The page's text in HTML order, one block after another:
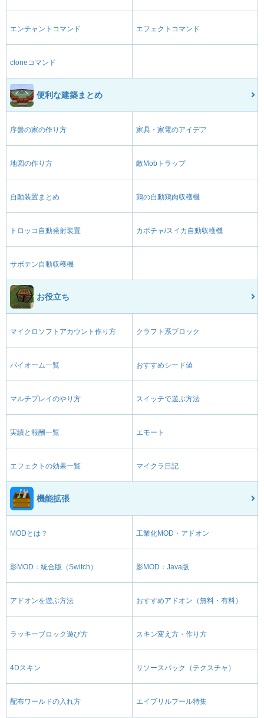
エンチャントコマンド エフェクトコマンド
cloneコマンド
便利な建築まとめ
序盤の家の作り方 家具・家電のアイデア
地図の作り方 敵Mobトラップ
自動装置まとめ 鶏の自動鶏肉収穫機
トロッコ自動発射装置 カボチャ/スイカ自動収穫機
サボテン自動収穫機
お役立ち
マイクロソフトアカウント作り方 クラフト系ブロック
バイオーム一覧 おすすめシード値
マルチプレイのやり方 スイッチで遊ぶ方法
実績と報酬一覧 エモート
エフェクトの効果一覧 マイクラ日記
機能拡張
MODとは？ 工業化MOD・アドオン
影MOD：統合版（Switch） 影MOD：Java版
アドオンを遊ぶ方法 おすすめアドオン（無料・有料）
ラッキーブロック遊び方 スキン変え方・作り方
4Dスキン リソースパック（テクスチャ）
配布ワールドの入れ方 エイプリルフール特集